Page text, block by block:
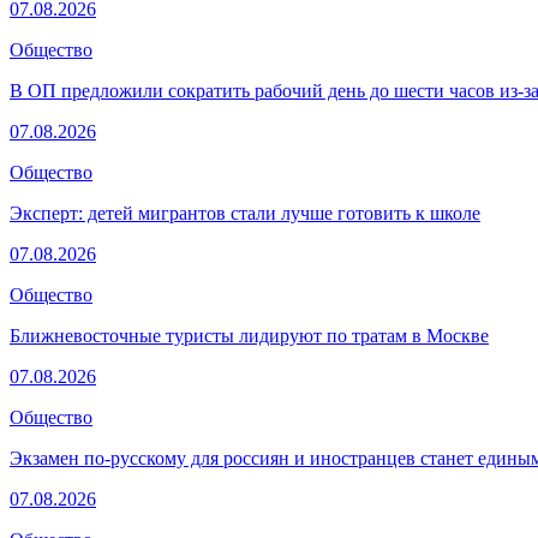
07.08.2026
Общество
В ОП предложили сократить рабочий день до шести часов из-
07.08.2026
Общество
Эксперт: детей мигрантов стали лучше готовить к школе
07.08.2026
Общество
Ближневосточные туристы лидируют по тратам в Москве
07.08.2026
Общество
Экзамен по-русскому для россиян и иностранцев станет
07.08.2026